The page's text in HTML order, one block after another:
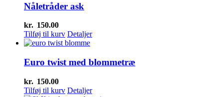
Nåletråder ask
kr. 150.00
Tilføj til kurv Detaljer
Euro twist med blommetræ
kr. 150.00
Tilføj til kurv Detaljer